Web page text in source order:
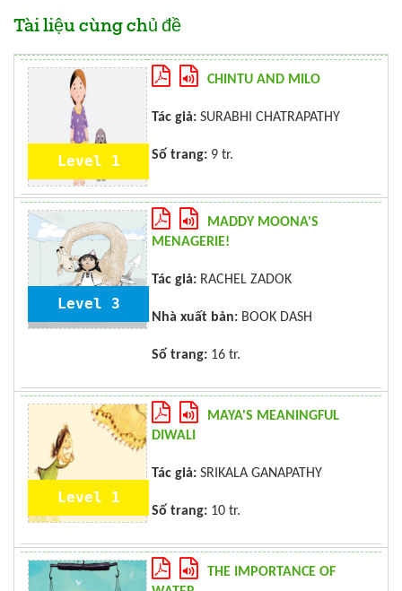
Tài liệu cùng chủ đề
Level 1
CHINTU AND MILO
Tác giả: SURABHI CHATRAPATHY
Số trang: 9 tr.
Level 3
MADDY MOONA'S
MENAGERIE!
Tác giả: RACHEL ZADOK
Nhà xuất bản: BOOK DASH
Số trang: 16 tr.
Level 1
MAYA'S MEANINGFUL
DIWALI
Tác giả: SRIKALA GANAPATHY
Số trang: 10 tr.
THE IMPORTANCE OF